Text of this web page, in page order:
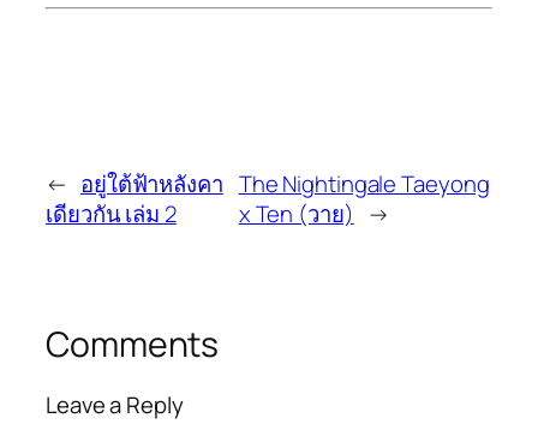
← อยู่ใต้ฟ้าหลังคา
เดียวกัน เล่ม 2
The Nightingale Taeyong
x Ten (วาย) →
Comments
Leave a Reply